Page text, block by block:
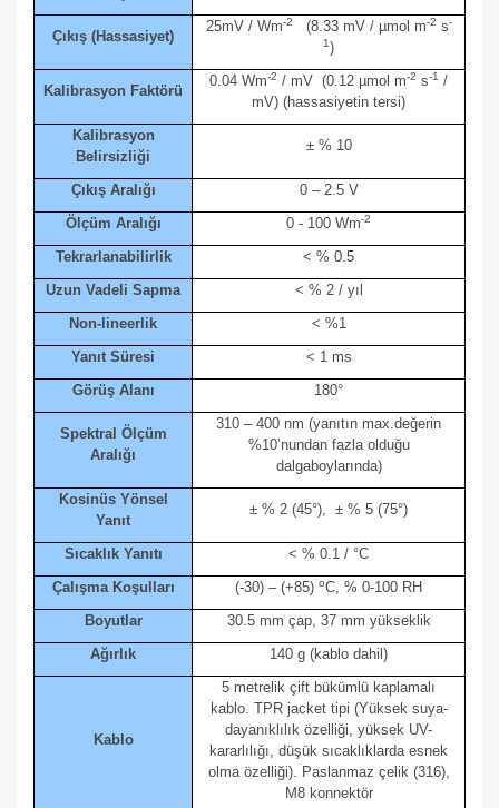
Çıkış (Hassasiyet)
25mV / Wm-2 (8.33 mV / µmol m-2 s-
1)
Kalibrasyon Faktörü
0.04 Wm-2 / mV (0.12 µmol m-2 s-1 /
mV) (hassasiyetin tersi)
Kalibrasyon
Belirsizliği
± % 10
Çıkış Aralığı
0 – 2.5 V
Ölçüm Aralığı
0 - 100 Wm-2
Tekrarlanabilirlik
< % 0.5
Uzun Vadeli Sapma
< % 2 / yıl
Non-lineerlik
< %1
Yanıt Süresi
< 1 ms
Görüş Alanı
180°
Spektral Ölçüm
Aralığı
310 – 400 nm (yanıtın max.değerin
%10’nundan fazla olduğu
dalgaboylarında)
Kosinüs Yönsel
Yanıt
± % 2 (45°), ± % 5 (75°)
Sıcaklık Yanıtı
< % 0.1 / °C
Çalışma Koşulları
(-30) – (+85) oC, % 0-100 RH
Boyutlar
30.5 mm çap, 37 mm yükseklik
Ağırlık
140 g (kablo dahil)
Kablo
5 metrelik çift bükümlü kaplamalı
kablo. TPR jacket tipi (Yüksek suya-
dayanıklılık özelliği, yüksek UV-
kararlılığı, düşük sıcaklıklarda esnek
olma özelliği). Paslanmaz çelik (316),
M8 konnektör